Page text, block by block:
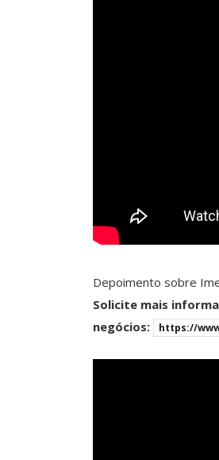
Depoimento sobre
Solicite mais
negócios:
https://